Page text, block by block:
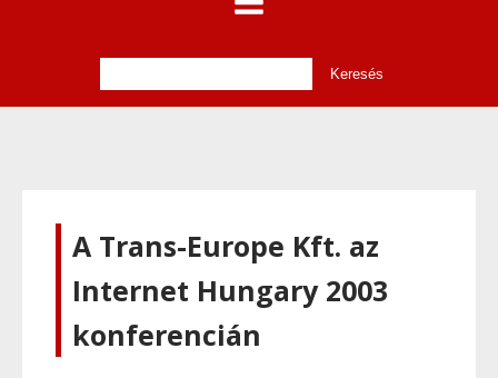
A Trans-Europe Kft. az
Internet Hungary 2003
konferencián